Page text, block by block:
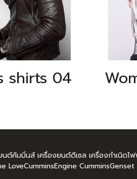
shirts 04
ต์คัมมิ่นส์ เครื่องยนต์ดีเซล เครื่องกำเนิด
LoveCumminsEngine